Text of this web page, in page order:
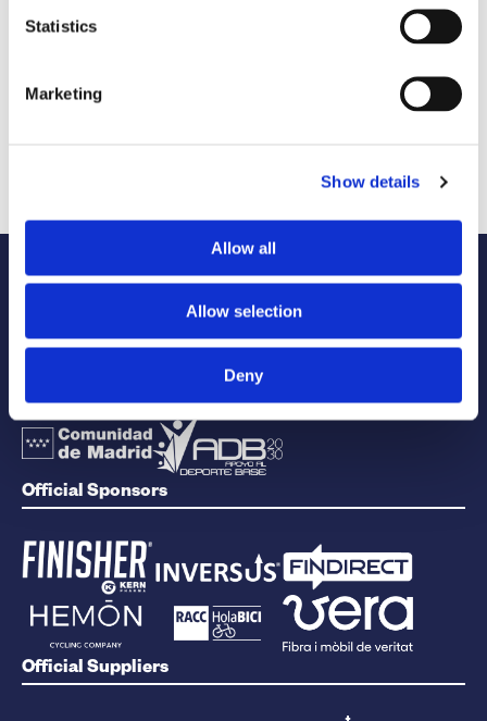
Statistics
Marketing
Show details
Allow all
Allow selection
Deny
Official Sponsors
Official Suppliers